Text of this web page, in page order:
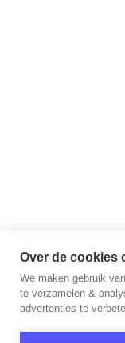
Over de cookies
We maken gebruik
te verzamelen &
advertenties te